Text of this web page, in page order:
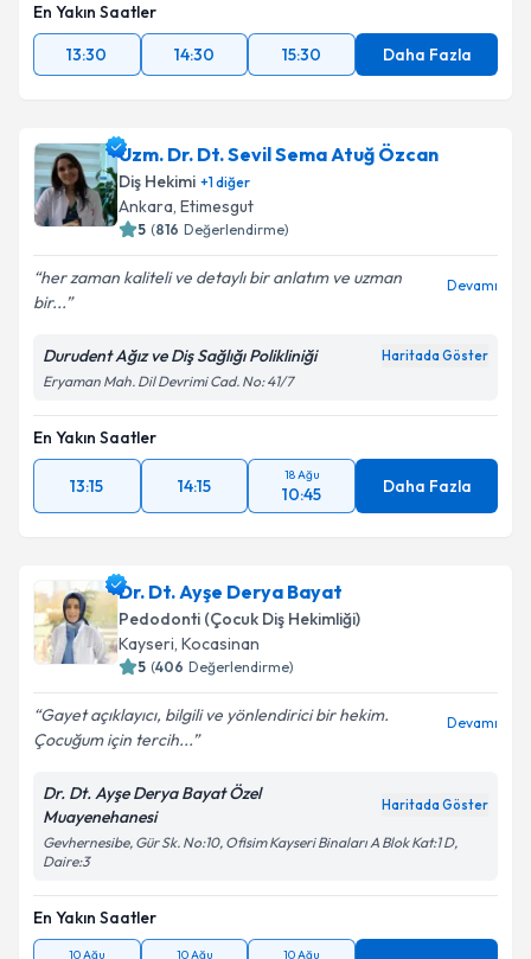
En Yakın Saatler
13:30
14:30 15:30 Daha Fazla
Uzm. Dr. Dt. Sevil Sema Atuğ Özcan
Diş Hekimi +1diğer
Ankara, Etimesgut
5 (816 Değerlendirme)
her zaman kaliteli ve detaylı bir anlatım ve uzman
bir...
Devamı
Durudent Ağız ve Diş Sağlığı Polikliniği Haritada Göster
Eryaman Mah. Dil Devrimi Cad. No: 41/7
En Yakın Saatler
13:15 14:15
18 Ağu
10:45 Daha Fazla
Dr. Dt. Ayşe Derya Bayat
Pedodonti (Çocuk Diş Hekimliği)
Kayseri, Kocasinan
5 (406 Değerlendirme)
Gayet açıklayıcı, bilgili ve yönlendirici bir hekim.
Çocuğum için tercih...
Devamı
Dr. Dt. Ayşe Derya Bayat Özel
Muayenehanesi
Haritada Göster
Gevhernesibe, Gür Sk. No:10, Ofisim Kayseri Binaları A Blok Kat:1 D,
Daire:3
En Yakın Saatler
10 Ağu 10 Ağu 10 Ağu